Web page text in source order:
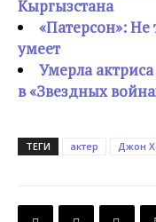
Кыргызстана
«Патерсон»: Не
умеет
Умерла
в «Звездных
ТЕГИ актер Джон